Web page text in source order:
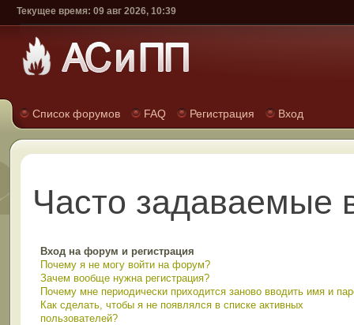
Текущее время: 09 авг 2026, 10:39
Список форумов FAQ Регистрация Вход
Часто задаваемые
Вход на форум и регистрация
Почему я не могу войти на форум?
Зачем вообще нужна регистрация?
Почему мне периодически приходится заново вводить имя и
Как сделать, чтобы я не появлялся в списке активных
пользователей?